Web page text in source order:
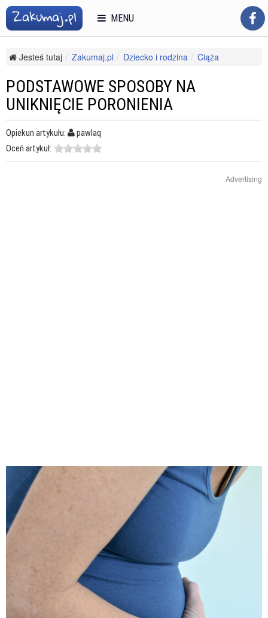
Jesteś tutaj Zakumaj.pl Dziecko i rodzina
Ciąża
Podstawowe sposoby na uniknięcie poronienia
PODSTAWOWE SPOSOBY NA
UNIKNIĘCIE PORONIENIA
Opiekun artykułu:
pawlaq
Oceń artykuł:
Advertising
MENU